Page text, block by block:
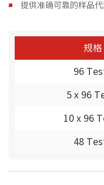
提供准确可靠的样品
规格
96
5 x 96
10 x 96
48